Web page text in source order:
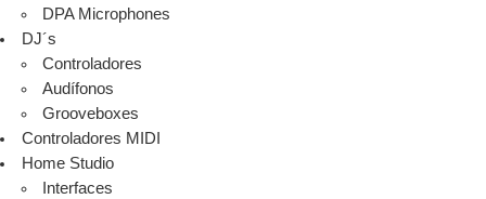
DPA Microphones
DJ´s
Controladores
Audífonos
Grooveboxes
Controladores MIDI
Home Studio
Interfaces